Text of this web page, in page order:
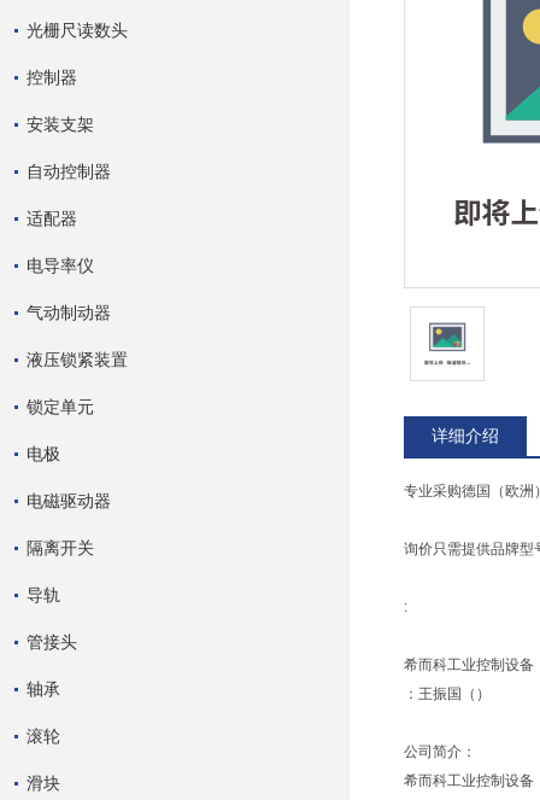
光栅尺读数头
控制器
安装支架
自动控制器
适配器
电导率仪
气动制动器
液压锁紧装置
锁定单元
电极
电磁驱动器
隔离开关
导轨
管接头
轴承
滚轮
滑块
详细介绍
专业采购德国（欧洲
询价只需提供品牌型
:
希而科工业控制设备
：王振国（）
公司简介：
希而科工业控制设备